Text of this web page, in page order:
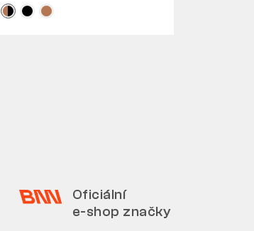
Oficiální
e-shop značky